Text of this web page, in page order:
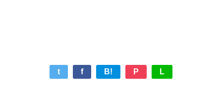
t f B! P L